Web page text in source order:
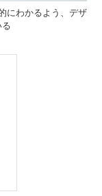
にわかるよう、デザ